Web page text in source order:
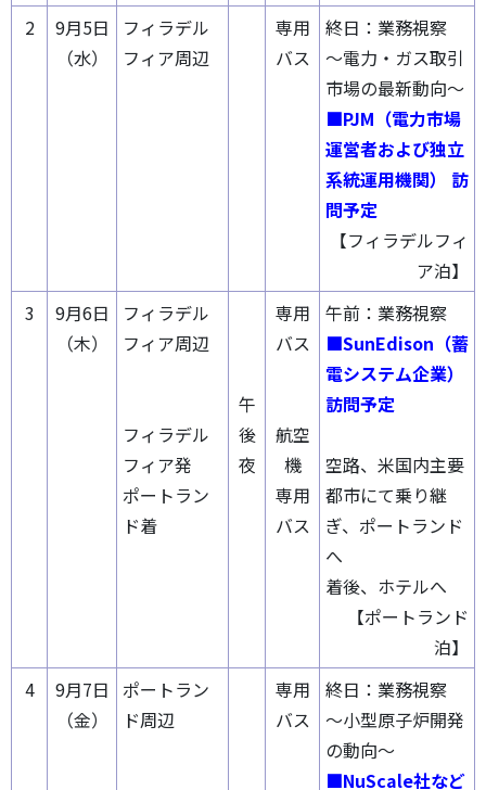
2
9月5日
（水）
フィラデル
フィア周辺
専用
バス
終日：業務視察
～電力・ガス取引
市場の最新動向～
■PJM（電力市場
運営者および独立
系統運用機関） 訪
問予定
【フィラデルフィ
ア泊】
3
9月6日
（木）
フィラデル
フィア周辺
フィラデル
フィア発
ポートラン
ド着
午
後
夜
専用
バス
航空
機
専用
バス
午前：業務視察
■SunEdison（蓄
電システム企業）
訪問予定
空路、米国内主要
都市にて乗り継
ぎ、ポートランド
へ
着後、ホテルへ
【ポートランド
泊】
4
9月7日
（金）
ポートラン
ド周辺
専用
バス
終日：業務視察
～小型原子炉開発
の動向～
■NuScale社など